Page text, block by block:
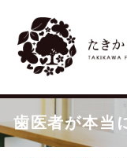
歯医者が本当